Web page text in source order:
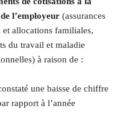
l’employeur(assurances
et allocations familiales,
du travail et maladie
à raison de :
une baisse de chiffre
rapport à l’année